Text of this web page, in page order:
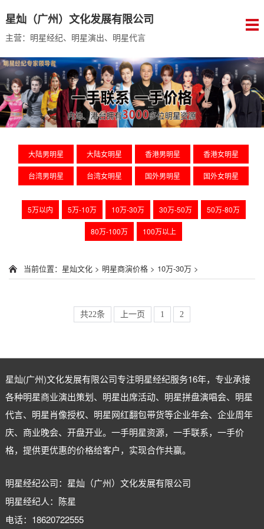
星灿（广州）文化发展有限公司
主营：明星经纪、明星演出、明星代言
大陆男明星 大陆女明星 香港男明星 香港女明星
台湾男明星 台湾女明星 国外男明星 国外女明星
5万以内 5万-10万 10万-30万 30万-50万 50万-80万
80万-100万 100万以上
当前位置： 星灿文化 > 明星商演价格 > 10万-30万 >
共22条 上一页 1 2
星灿(广州)文化发展有限公司专注明星经纪服务16年，专业承接
各种明星商业演出策划、明星出席活动、明星拼盘演唱会、明星
代言、明星肖像授权、明星网红翻包带货等企业年会、企业周年
庆、商业晚会、开盘开业。一手明星资源，一手联系，一手价
格，提供更优惠的价格给客户，实现合作共赢。
明星经纪公司：星灿（广州）文化发展有限公司
明星经纪人：陈星
电话：18620722555